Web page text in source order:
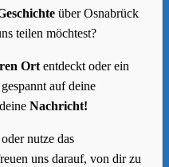
über Osnabrück
teilen möchtest?
Ort entdeckt oder ein
auf deine
Nachricht!
oder nutze das
uns darauf, von dir zu